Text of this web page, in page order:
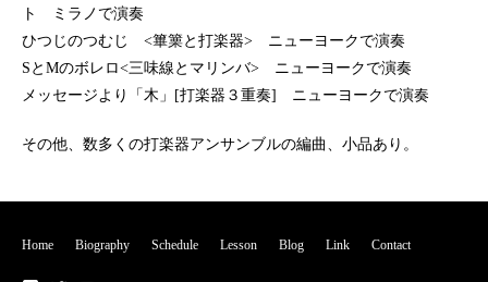
ト ミラノで演奏
ひつじのつむじ <篳篥と打楽器> ニューヨークで演奏
SとMのボレロ<三味線とマリンバ> ニューヨークで演奏
メッセージより「木」[打楽器３重奏] ニューヨークで演奏
その他、数多くの打楽器アンサンブルの編曲、小品あり。
Home Biography Schedule Lesson Blog Link Contact